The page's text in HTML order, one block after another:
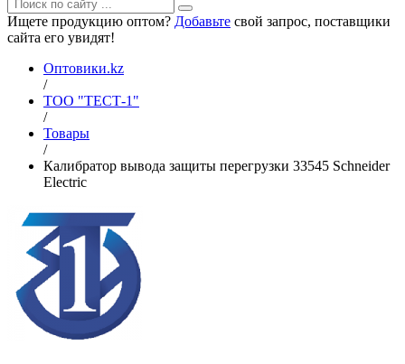
Ищете продукцию оптом? Добавьте свой запрос, поставщики
сайта его увидят!
Оптовики.kz
/
ТОО "ТЕСТ-1"
/
Товары
/
Калибратор вывода защиты перегрузки 33545 Schneider
Electric